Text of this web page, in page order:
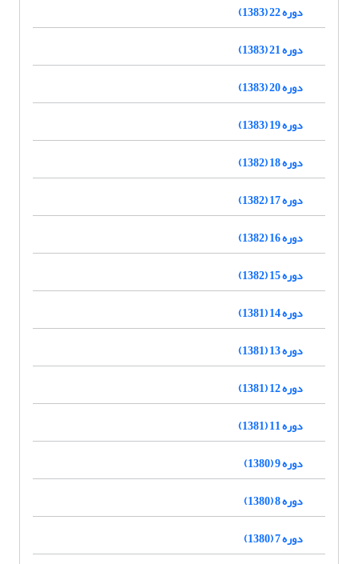
دوره 22 (1383)
دوره 21 (1383)
دوره 20 (1383)
دوره 19 (1383)
دوره 18 (1382)
دوره 17 (1382)
دوره 16 (1382)
دوره 15 (1382)
دوره 14 (1381)
دوره 13 (1381)
دوره 12 (1381)
دوره 11 (1381)
دوره 9 (1380)
دوره 8 (1380)
دوره 7 (1380)